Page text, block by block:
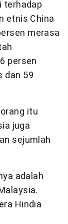
terhadap
etnis China
merasa
persen
dan 59
itu
juga
sejumlah
adalah
Hindia